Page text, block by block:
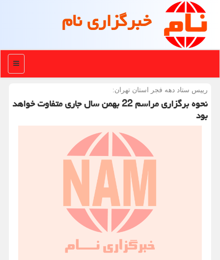
خبرگزاری نام
منو
رییس ستاد دهه فجر استان تهران:
نحوه برگزاری مراسم 22 بهمن سال جاری متفاوت خواهد
بود